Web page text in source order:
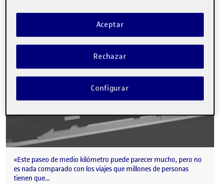
Publicado por
Julen Ortega Martin
Fecha de publicación2 abril, 2022 3:26 pm
comentario
«Este paseo de medio kilómetro puede parecer mucho, pero no
es nada comparado con los viajes que millones de personas
tienen que…
Rechazar
Aceptar
Configurar